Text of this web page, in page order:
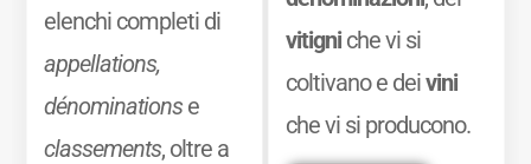
elenchi completi di
appellations,
dénominationse
classements, oltre a
vitigniche vi si
coltivano e deivini
che vi si producono.